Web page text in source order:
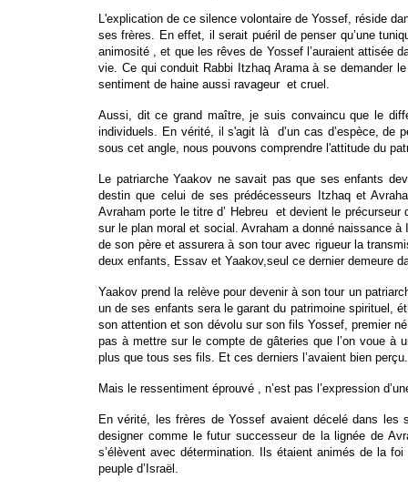
L'explication de ce silence volontaire de Yossef, réside
ses frères. En effet, il serait puéril de penser qu’une
animosité , et que les rêves de Yossef l’auraient attisée
vie. Ce qui conduit Rabbi Itzhaq Arama à se demander
sentiment de haine aussi ravageur et cruel.
Aussi, dit ce grand maître, je suis convaincu que le
individuels. En vérité, il s'agit là d’un cas d’espèce, de
sous cet angle, nous pouvons comprendre l'attitude du
Le patriarche Yaakov ne savait pas que ses enfants
destin que celui de ses prédécesseurs Itzhaq et
Avraham porte le titre d’ Hebreu et devient le
sur le plan moral et social. Avraham a donné naissance
de son père et assurera à son tour avec rigueur la
deux enfants, Essav et Yaakov,seul ce dernier
Yaakov prend la relève pour devenir à son tour un
un de ses enfants sera le garant du patrimoine spirituel,
son attention et son dévolu sur son fils Yossef, premier
pas à mettre sur le compte de gâteries que l’on voue à
plus que tous ses fils. Et ces derniers l’avaient bien
Mais le ressentiment éprouvé , n’est pas l’expression
En vérité, les frères de Yossef avaient décelé dans
designer comme le futur successeur de la lignée de
s’élèvent avec détermination. Ils étaient animés de la
peuple d’Israël.